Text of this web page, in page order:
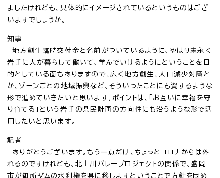
ましたけれども、具体的にイメージされているというものはござ
いますでしょうか。
知事
地方創生臨時交付金と名前がついているように、やはり末永く
岩手に人が暮らして働いて、学んでいけるようにということを目
的としている面もありますので、広く地方創生、人口減少対策と
か、ゾーンごとの地域振興など、そういったことにも資するような
形で進めていきたいと思います。ポイントは、「お互いに幸福を守
り育てる」という岩手の県民計画の方向性にも沿うような形で活
用したいと思います。
記者
ありがとうございます。もう一点だけ、ちょっとコロナからは外
れるのですけれども、北上川バレープロジェクトの関係で、盛岡
市が御所ダムの水利権を県に移しますということで方針を固め